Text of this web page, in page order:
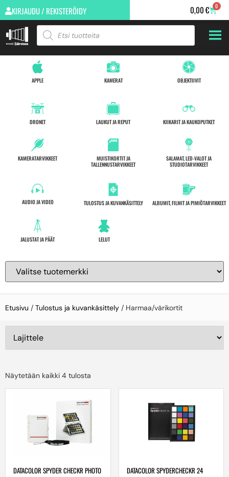
KIRJAUDU / REKISTERÖIDY 0,00€ 0
APPLE
DRONET
KAMERAT
LAUKUT JA REPUT
OBJEKTIIVIT
KIIKARIT JA KAUKOPUTKET
KAMERATARVIKKEET
AUDIO JA VIDEO
MUISTIKORTIT JA
TALLENNUSTARVIKKEET
TULOSTUS JA KUVANKÄSITTELY
SALAMAT, LED-VALOT JA
STUDIOTARVIKKEET
ALBUMIT, FILMIT JA PIMIÖTARVIKKEET
JALUSTAT JA PÄÄT LELUT
Etusivu / Tulostus ja kuvankäsittely / Harmaa/värikortit
Näytetään kaikki 4 tulosta
DATACOLOR SPYDER CHECKR PHOTO DATACOLOR SPYDERCHECKR 24